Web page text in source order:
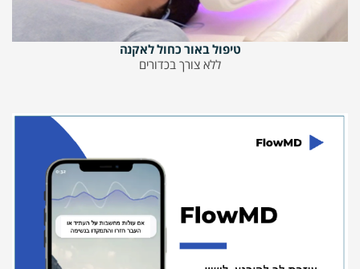
טיפול באור כחול לאקנה
ללא צורך בכדורים